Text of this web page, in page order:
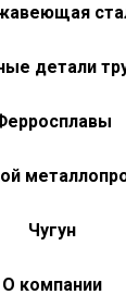
детали
Чугун
О компании